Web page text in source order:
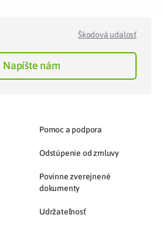
Škodová udalosť
Napíšte nám
Pomoc a podpora
Odstúpenie od zmluvy
Povinne zverejnené
dokumenty
Udržateľnosť